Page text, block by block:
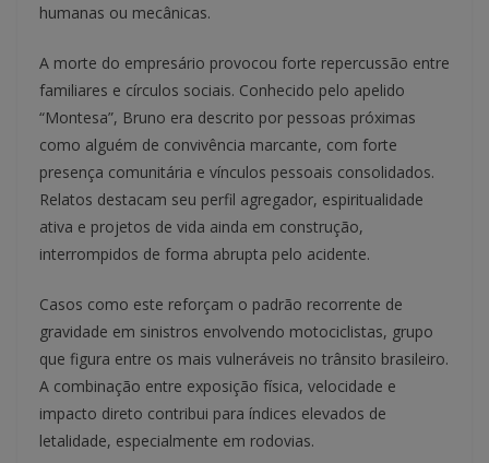
humanas ou mecânicas.
A morte do empresário provocou forte repercussão entre
familiares e círculos sociais. Conhecido pelo apelido
“Montesa”, Bruno era descrito por pessoas próximas
como alguém de convivência marcante, com forte
presença comunitária e vínculos pessoais consolidados.
Relatos destacam seu perfil agregador, espiritualidade
ativa e projetos de vida ainda em construção,
interrompidos de forma abrupta pelo acidente.
Casos como este reforçam o padrão recorrente de
gravidade em sinistros envolvendo motociclistas, grupo
que figura entre os mais vulneráveis no trânsito brasileiro.
A combinação entre exposição física, velocidade e
impacto direto contribui para índices elevados de
letalidade, especialmente em rodovias.